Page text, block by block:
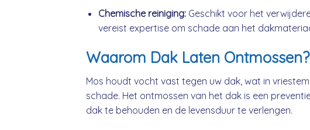
Chemische reiniging:Geschikt voor het
vereist expertise om schade aan het
Waarom Dak Laten Ontmossen?
Mos houdt vocht vast tegen uw dak, wat in
schade. Het ontmossen van het dak is een
dak te behouden en de levensduur te verlengen.